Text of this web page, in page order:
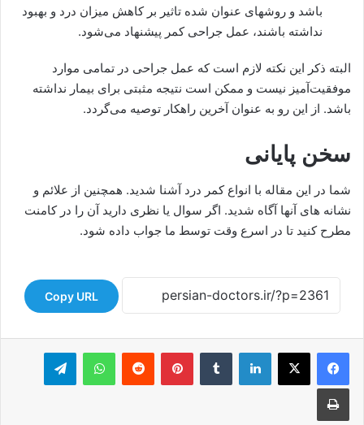
باشد و روش‎های عنوان شده تاثیر بر کاهش میزان درد و بهبود
نداشته باشند، عمل جراحی کمر پیشنهاد می‌شود.
البته ذکر این نکته لازم است که عمل جراحی در تمامی موارد
موفقیت‌آمیز نیست و ممکن است نتیجه مثبتی برای بیمار نداشته
باشد. از این رو به عنوان آخرین راهکار توصیه می‌گردد.
سخن پایانی
شما در این مقاله با انواع کمر درد آشنا شدید. همچنین از علائم و
نشانه های آنها آگاه شدید. اگر سوال یا نظری دارید آن را در کامنت
مطرح کنید تا در اسرع وقت توسط ما جواب داده شود.
Copy URL
لینکدین ‫تامبلر ‫پین‌ترست‫رددیت واتس آپ تلگرام
چاپ